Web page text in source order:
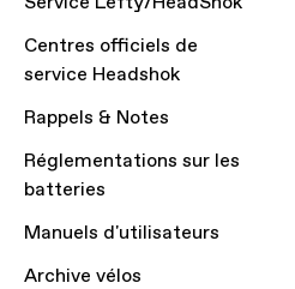
Centres officiels de
service Headshok
Rappels & Notes
Réglementations sur les
batteries
Manuels d'utilisateurs
Archive vélos